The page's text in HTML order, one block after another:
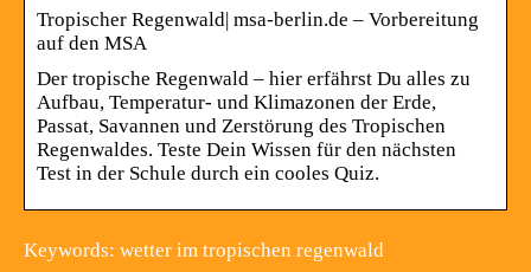
Tropischer Regenwald| msa-berlin.de – Vorbereitung
auf den MSA
Der tropische Regenwald – hier erfährst Du alles zu
Aufbau, Temperatur- und Klimazonen der Erde,
Passat, Savannen und Zerstörung des Tropischen
Regenwaldes. Teste Dein Wissen für den nächsten
Test in der Schule durch ein cooles Quiz.
Keywords: wetter im tropischen regenwald